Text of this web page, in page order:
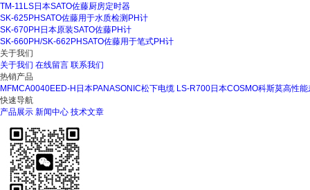
TM-11LS日本SATO佐藤厨房定时器
SK-625PHSATO佐藤用于水质检测PH计
SK-670PH日本原装SATO佐藤PH计
SK-660PH/SK-662PHSATO佐藤用于笔式PH计
关于我们
关于我们 在线留言 联系我们
热销产品
MFMCA0040EED-H日本PANASONIC松下电缆 LS-R700日本COSMO科斯莫高性
快速导航
产品展示 新闻中心 技术文章